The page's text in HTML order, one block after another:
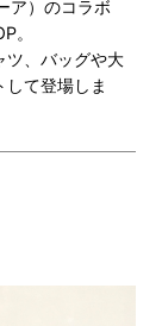
ア）のコラボ
。
ツ、バッグや大
て登場しま